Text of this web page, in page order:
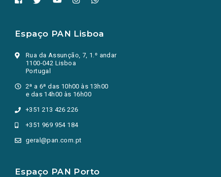
Espaço PAN Lisboa
Rua da Assunção, 7, 1.º andar
1100-042 Lisboa
Portugal
2ª a 6ª das 10h00 às 13h00
e das 14h00 às 16h00
+351 213 426 226
+351 969 954 184
geral@pan.com.pt
Espaço PAN Porto